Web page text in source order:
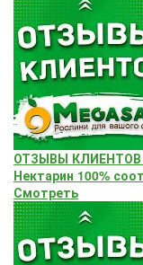
ОТЗЫВЫ
Нектарин 100%
Смотреть